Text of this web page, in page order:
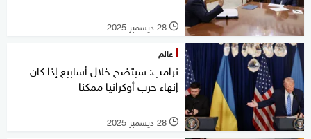
l 28 ديسمبر 2025
عالم
ترامب: سيتضح خلال أسابيع إذا كان
إنهاء حرب أوكرانيا ممكنا
l 28 ديسمبر 2025